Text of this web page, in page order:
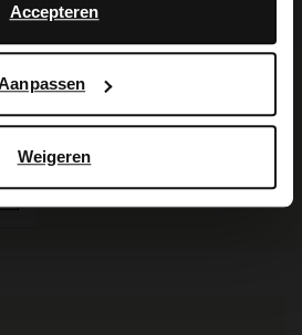
Accepteren
Weigeren